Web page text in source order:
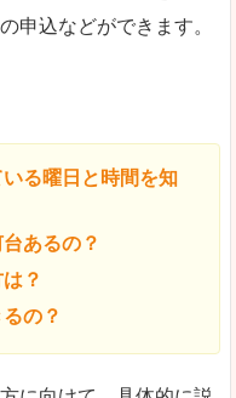
の申込などができます。
いる曜日と時間を知
あるの？
？
の？